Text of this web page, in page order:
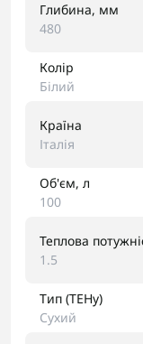
Глибина, мм
480
Колір
Білий
Країна
Італія
Об'єм, л
100
Теплова
1.5
Тип (ТЕНу)
Сухий